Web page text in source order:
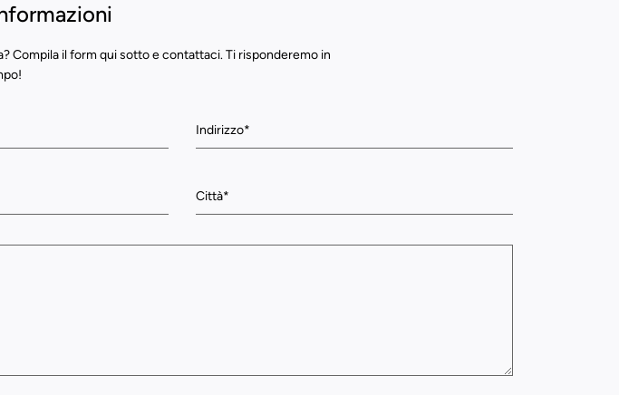
Compila il form qui sotto e contattaci. Ti risponderemo in